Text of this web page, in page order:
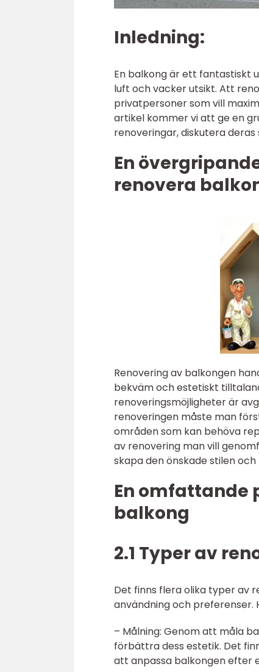
Inledning:
En balkong är ett fantastiskt
luft och vacker utsikt. Att
privatpersoner som vill
artikel kommer vi att ge en
renoveringar, diskutera
En
renovera
Renovering av balkongen
bekväm och estetiskt
renoveringsmöjligheter är
renoveringen måste man
områden som kan behöva
av renovering man vill
skapa den önskade stilen
En omfattande
balkong
2.1 Typer av
Det finns flera olika typer av
användning och preferenser.
– Målning: Genom att måla
förbättra dess estetik. Det
att anpassa balkongen efter